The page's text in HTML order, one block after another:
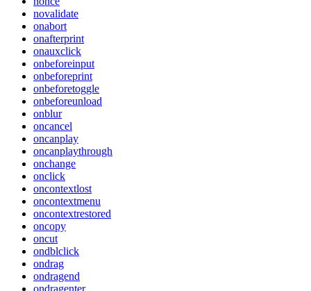
novalidate
onabort
onafterprint
onauxclick
onbeforeinput
onbeforeprint
onbeforetoggle
onbeforeunload
onblur
oncancel
oncanplay
oncanplaythrough
onchange
onclick
oncontextlost
oncontextmenu
oncontextrestored
oncopy
oncut
ondblclick
ondrag
ondragend
ondragenter